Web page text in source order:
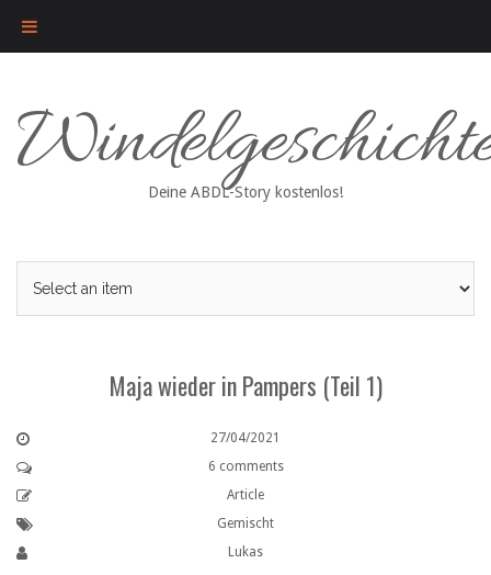
content
Deine ABDL-Story kostenlos!
Maja wieder in Pampers (Teil 1)
27/04/2021
6 comments
Article
Gemischt
Lukas